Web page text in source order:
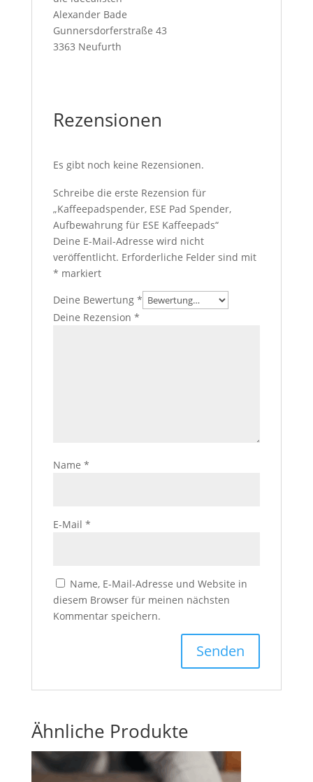
Alexander Bade
Gunnersdorferstraße 43
3363 Neufurth
Rezensionen
Es gibt noch keine Rezensionen.
Schreibe die erste Rezension für
„Kaffeepadspender, ESE Pad Spender,
Aufbewahrung für ESE Kaffeepads“
Deine E-Mail-Adresse wird nicht
veröffentlicht. Erforderliche Felder sind mit
* markiert
Deine Bewertung *
Deine Rezension *
Name *
E-Mail *
Name, E-Mail-Adresse und Website in
diesem Browser für meinen nächsten
Kommentar speichern.
Ähnliche Produkte